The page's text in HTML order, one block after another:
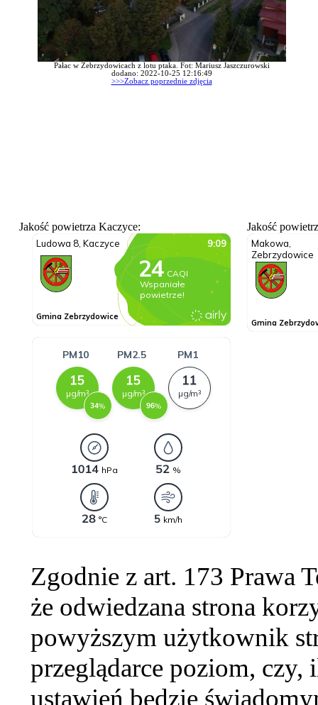
Pałac w Zebrzydowicach z lotu ptaka. Fot: Mariusz Jaszczurowski
dodano: 2022-10-25 12:16:49
>>>Zobacz poprzednie zdjęcia
Jakość powietrza Kaczyce: Jakość
Zgodnie z art. 173 Prawa
że odwiedzana strona
powyższym użytkownik
przeglądarce poziom,
ustawień będzie